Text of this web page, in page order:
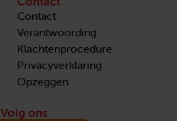
Contact
Verantwoording
Klachtenprocedure
Privacyverklaring
Opzeggen
Volg ons